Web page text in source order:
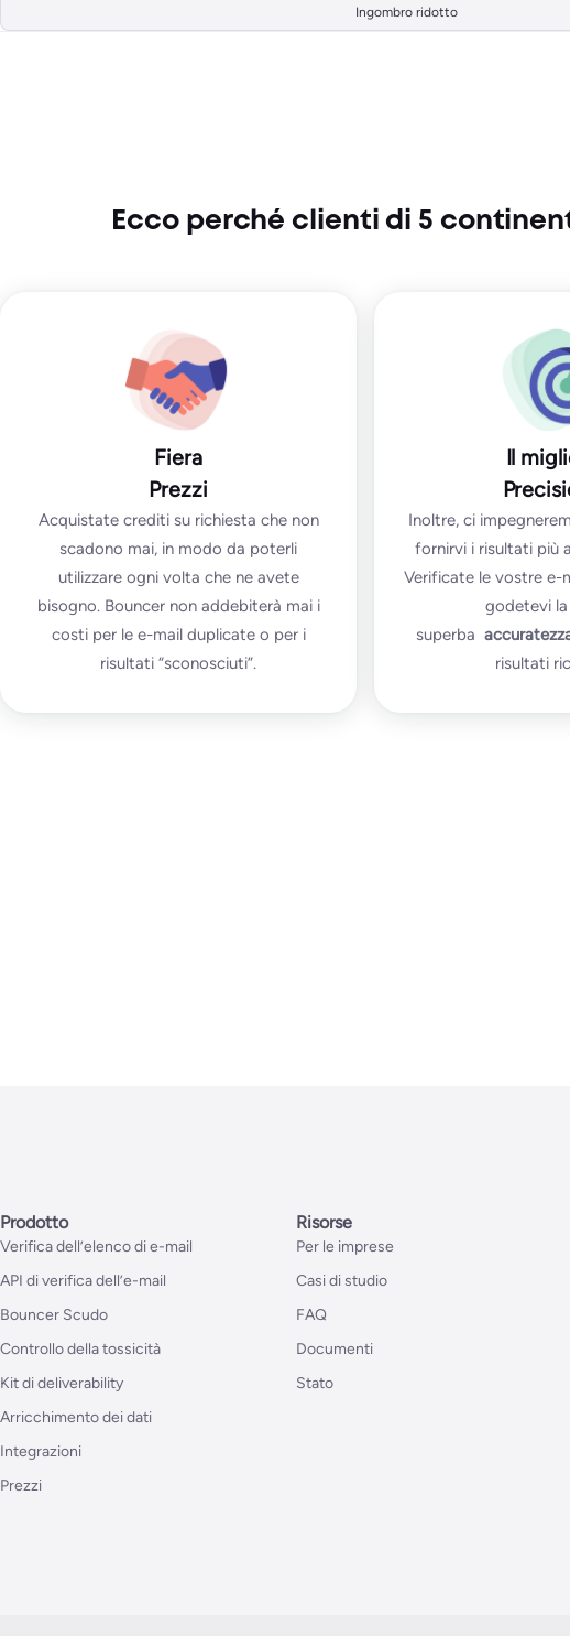
Ingombro ridotto
Ecco perché clienti di 5
Fiera
Prezzi
Acquistate crediti su richiesta che non
scadono mai, in modo da poterli
utilizzare ogni volta che ne avete
bisogno. Bouncer non addebiterà mai i
costi per le e-mail duplicate o per i
risultati “sconosciuti”.
Il
Inoltre, ci
fornirvi i risultati più
Verificate le vostre e-
godetevi
superba
risultati
Prodotto
Verifica dell’elenco di e-mail
API di verifica dell’e-mail
Bouncer Scudo
Controllo della tossicità
Kit di deliverability
Arricchimento dei dati
Integrazioni
Prezzi
Risorse
Per le imprese
Casi di studio
FAQ
Documenti
Stato